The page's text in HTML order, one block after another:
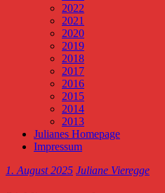
2022
2021
2020
2019
2018
2017
2016
2015
2014
2013
Julianes Homepage
Impressum
1. August 2025 Juliane Vieregge